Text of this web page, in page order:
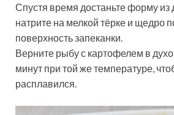
Спустя время достаньте форму из
натрите на мелкой тёрке и щедро
поверхность запеканки.
Верните рыбу с картофелем в
минут при той же температуре,
расплавился.